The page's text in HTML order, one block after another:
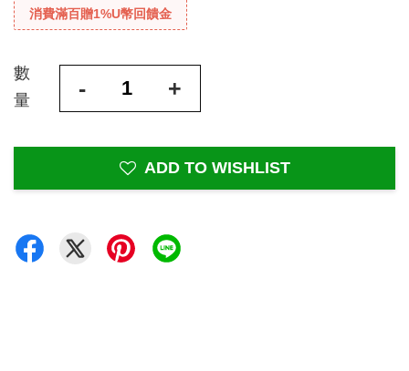
消費滿百贈1%U幣回饋金
數
量
- +
ADD TO WISHLIST